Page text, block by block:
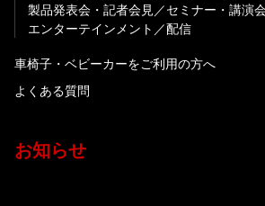
製品発表会・記者会見
セミナー・講演
エンターテインメント
配信
車椅子・ベビーカーをご利用の方へ
よくある質問
お知らせ